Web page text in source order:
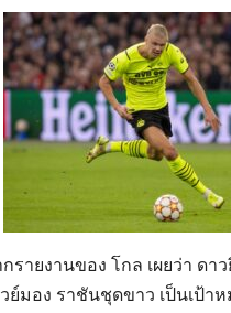
รายงานของ โกล เผยว่า ดา
วย์มอง ราชันชุดขาว เป็นเป้า